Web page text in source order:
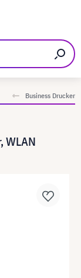
Business Drucker
WLAN